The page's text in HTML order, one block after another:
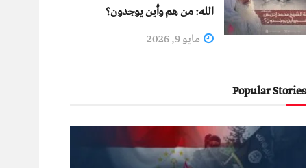
الله: من هم وأين يوجدون؟
مايو 9, 2026
Popular Stories